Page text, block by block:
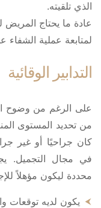
الذي تلقيته.
عادة ما يحتاج المريض
لمتابعة عملية الشفاء على مدى 4
التدابير الوقائية
على الرغم من وضوح
من تحديد المستوى
كان جراحيًا أو غير
في مجال التجميل.
محددة ليكون مؤهلاً
يكون لديه توقعات